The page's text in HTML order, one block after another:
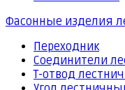
Фасонные изделия
Переходник
Соединители
Т-отвод